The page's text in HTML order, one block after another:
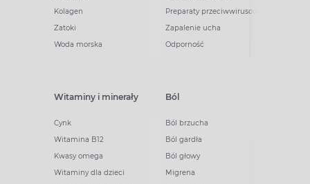
Kolagen
Zatoki
Woda morska
Preparaty przeciwwirusowe
Zapalenie ucha
Odporność
Witaminy i minerały
Cynk
Witamina B12
Kwasy omega
Witaminy dla dzieci
Ból
Ból brzucha
Ból gardła
Ból głowy
Migrena